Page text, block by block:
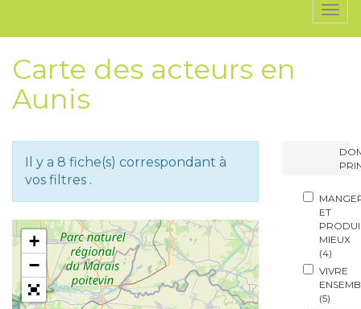
Carte des acteurs en
Aunis
Il y a 8 fiche(s) correspondant à
vos filtres .
+
−
ET
MIEUX
(4)
VIVRE
(5)